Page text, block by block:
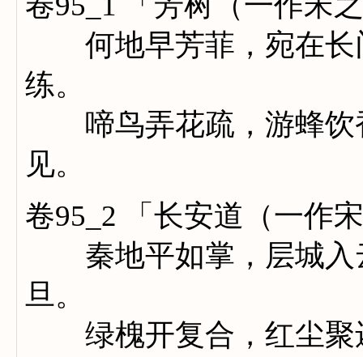
何地早芳菲，宛在长
练。
啼鸟弄花疏，游蜂饮
见。
卷95_2 「长安道（一作
秦地平如掌，层城入
旦。
绿槐开复合，红尘聚